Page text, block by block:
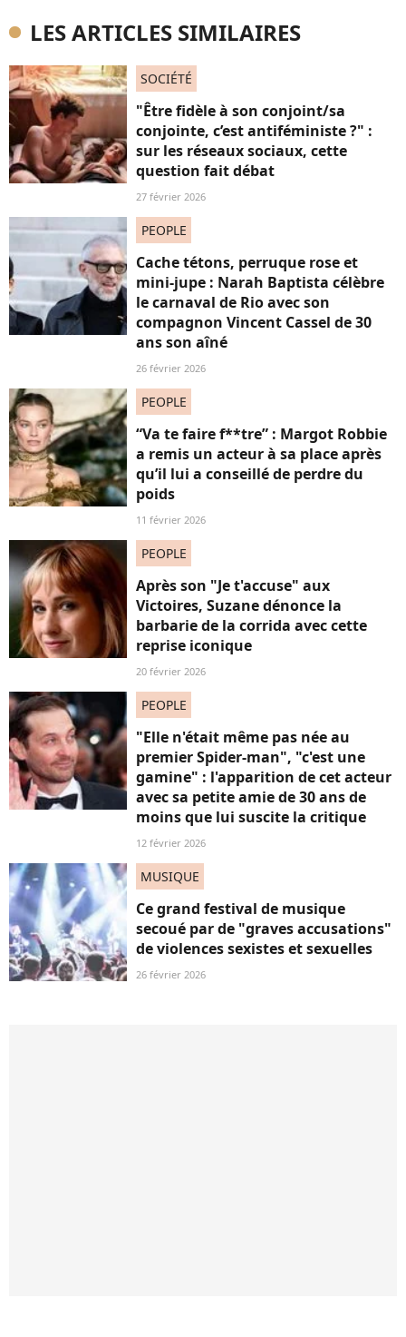
LES ARTICLES SIMILAIRES
SOCIÉTÉ
"Être fidèle à son conjoint/sa
conjointe, c’est antiféministe ?" :
sur les réseaux sociaux, cette
question fait débat
27 février 2026
PEOPLE
Cache tétons, perruque rose et
mini-jupe : Narah Baptista célèbre
le carnaval de Rio avec son
compagnon Vincent Cassel de 30
ans son aîné
26 février 2026
PEOPLE
“Va te faire f**tre” : Margot Robbie
a remis un acteur à sa place après
qu’il lui a conseillé de perdre du
poids
11 février 2026
PEOPLE
Après son "Je t'accuse" aux
Victoires, Suzane dénonce la
barbarie de la corrida avec cette
reprise iconique
20 février 2026
PEOPLE
"Elle n'était même pas née au
premier Spider-man", "c'est une
gamine" : l'apparition de cet acteur
avec sa petite amie de 30 ans de
moins que lui suscite la critique
12 février 2026
MUSIQUE
Ce grand festival de musique
secoué par de "graves accusations"
de violences sexistes et sexuelles
26 février 2026